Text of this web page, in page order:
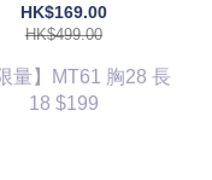
HK$169.00
HK$499.00